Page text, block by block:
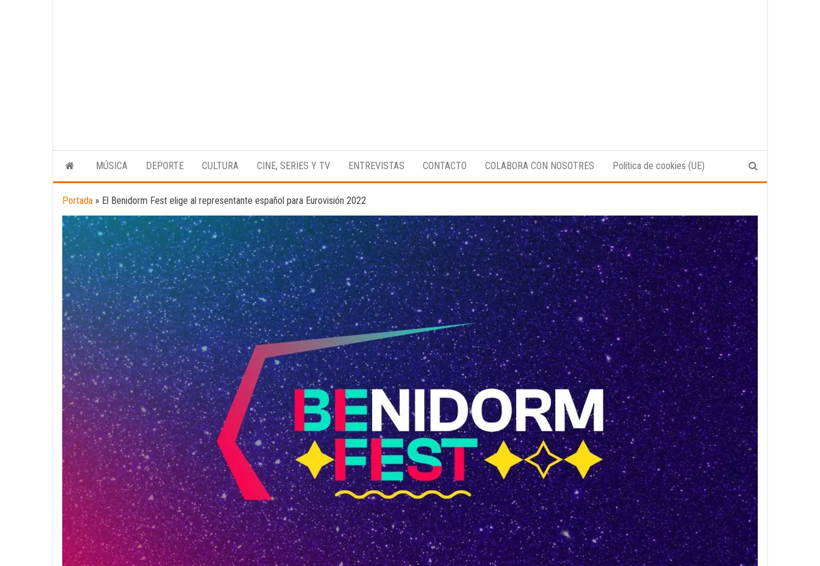
Magazine
digital
enfocado
cultura,
la
música.
MÚSICA DEPORTE CULTURA CINE, SERIES Y TV ENTREVISTAS CONTACTO COLABORA CON NOSOTRES Política de cookies (UE)
Portada » El Benidorm Fest elige al representante español para Eurovisión 2022